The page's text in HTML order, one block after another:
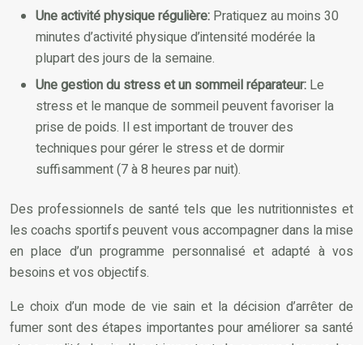
Une activité physique régulière: Pratiquez au moins 30
minutes d’activité physique d’intensité modérée la
plupart des jours de la semaine.
Une gestion du stress et un sommeil réparateur: Le
stress et le manque de sommeil peuvent favoriser la
prise de poids. Il est important de trouver des
techniques pour gérer le stress et de dormir
suffisamment (7 à 8 heures par nuit).
Des professionnels de santé tels que les nutritionnistes et
les coachs sportifs peuvent vous accompagner dans la mise
en place d’un programme personnalisé et adapté à vos
besoins et vos objectifs.
Le choix d’un mode de vie sain et la décision d’arrêter de
fumer sont des étapes importantes pour améliorer sa santé